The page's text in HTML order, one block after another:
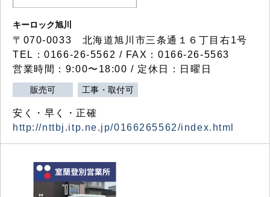
キーロック旭川
〒070-0033 北海道旭川市三条通１６丁目右1号
TEL：0166-26-5562 / FAX：0166-26-5563
営業時間：9:00〜18:00 / 定休日：日曜日
販売可 工事・取付可
安く・早く・正確
http://nttbj.itp.ne.jp/0166265562/index.html